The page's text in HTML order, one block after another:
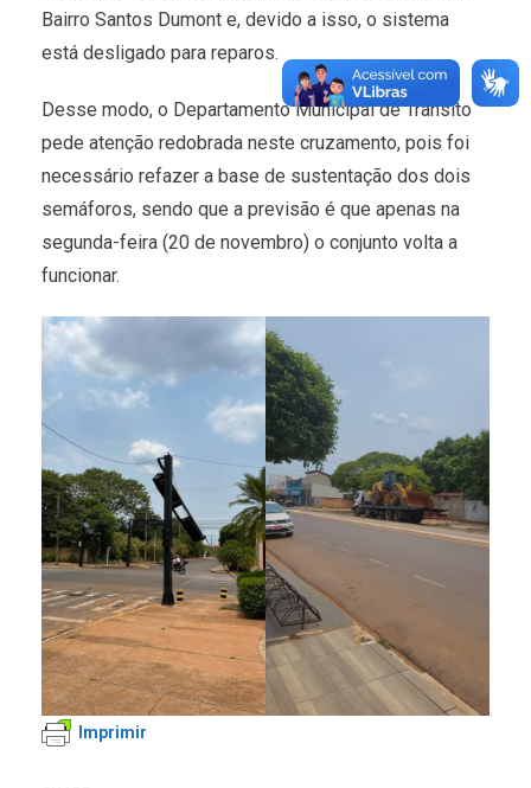
Bairro Santos Dumont e, devido a isso, o sistema
está desligado para reparos.
Desse modo, o Departamento Municipal de Trânsito
pede atenção redobrada neste cruzamento, pois foi
necessário refazer a base de sustentação dos dois
semáforos, sendo que a previsão é que apenas na
segunda-feira (20 de novembro) o conjunto volta a
funcionar.
Imprimir